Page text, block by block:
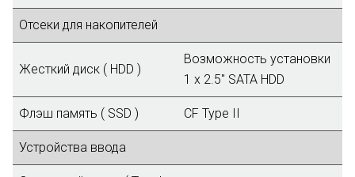
Отсеки для накопителей
Жесткий диск ( HDD )
Возможность установки
1 x 2.5" SATA HDD
Флэш память ( SSD ) CF Type II
Устройства ввода